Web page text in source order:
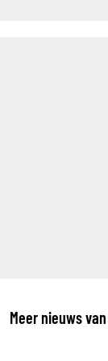
Meer nieuws